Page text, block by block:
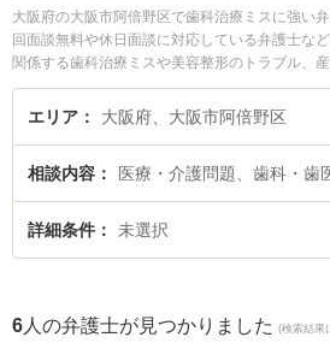
大阪府の大阪市阿倍野区で歯科治療ミスに強い
回面談無料や休日面談に対応している弁護士な
関係する歯科治療ミスや美容整形のトラブル、
での絞り込み検索もでき便利です。特に天王寺
士や阿倍野なみはや法律事務所の髙橋 優弁護士
弁護士に相談したい』『歯科治療ミスのトラブ
士を検索したい』『初回相談無料で歯科治療ミ
野区内の弁護士に相談予約したい』などでお困
エリア 大阪府、大阪市阿倍野区
相談内容 医療・介護問題、歯科・歯
詳細条件 未選択
6 人の弁護士が見つかりました (検索結果